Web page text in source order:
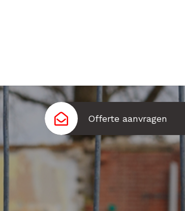
Offerte aanvragen